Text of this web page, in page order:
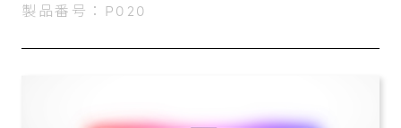
製品番号：P020